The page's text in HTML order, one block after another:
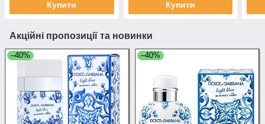
Купити Купити
Акційні пропозиції та новинки
–40% –40%